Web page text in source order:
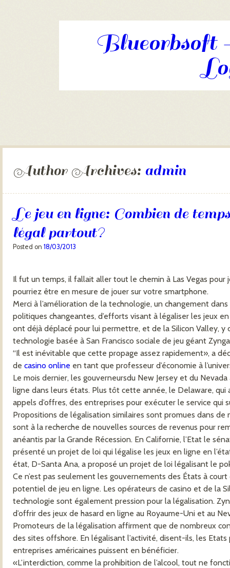
Blueorbsoft
Author Archives: admin
Le jeu en ligne: Combien de
légal partout?
Posted on 18/03/2013
Il fut un temps, il fallait aller tout le chemin à Las Vegas
pourriez être en mesure de jouer sur votre smartphone.
Merci à l’amélioration de la technologie, un changement
politiques changeantes, d’efforts visant à légaliser les jeux
ont déjà déplacé pour lui permettre, et de la Silicon Valley, y
technologie basée à San Francisco sociale de jeu géant
“Il est inévitable que cette propage assez rapidement», a
de casino online en tant que professeur d’économie à
Le mois dernier, les gouverneursdu New Jersey et du
ligne dans leurs états. Plus tôt cette année, le Delaware, qui
appels d’offres, des entreprises pour exécuter le service qui
Propositions de légalisation similaires sont promues dans
sont à la recherche de nouvelles sources de revenus pour
anéantis par la Grande Récession. En Californie, l’Etat le
présenté un projet de loi qui légalise les jeux en ligne en
état, D-Santa Ana, a proposé un projet de loi légalisant le
Ce n’est pas seulement les gouvernements des États à
potentiel de jeu en ligne. Les opérateurs de casino et de la
technologie sont également pression pour la légalisation.
d’offrir des jeux de hasard en ligne au Royaume-Uni et au
Promoteurs de la légalisation affirment que de nombreux
des sites offshore. En légalisant l’activité, disent-ils, les
entreprises américaines puissent en bénéficier.
«L’interdiction, comme la prohibition de l’alcool, tout ne